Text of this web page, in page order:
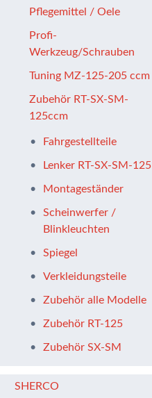
Pflegemittel / Oele
Profi-
Werkzeug/Schrauben
Tuning MZ-125-205 ccm
Zubehör RT-SX-SM-
125ccm
Fahrgestellteile
Lenker RT-SX-SM-125
Montageständer
Scheinwerfer /
Blinkleuchten
Spiegel
Verkleidungsteile
Zubehör alle Modelle
Zubehör RT-125
Zubehör SX-SM
SHERCO